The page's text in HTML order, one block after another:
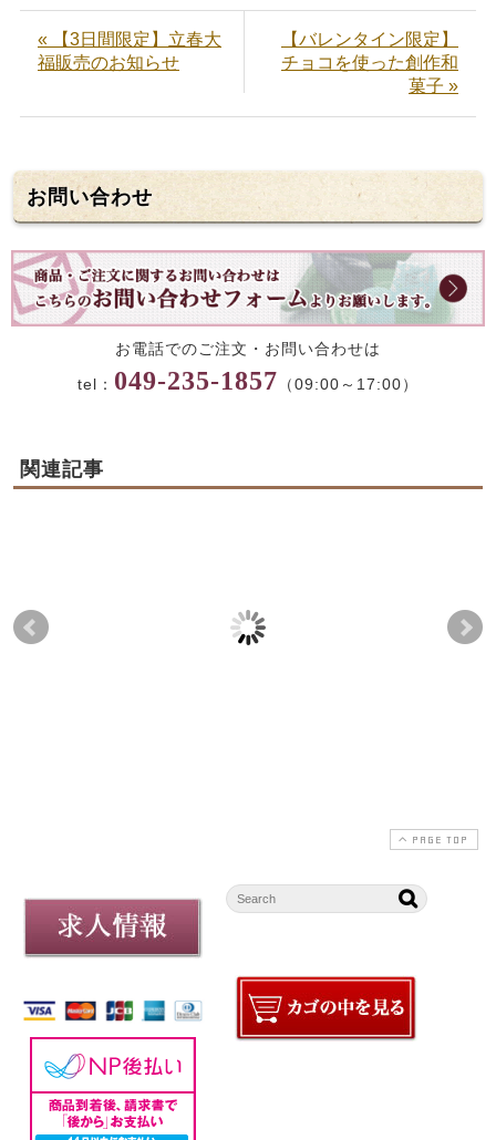
« 【3日間限定】立春大
福販売のお知らせ
【バレンタイン限定】
チョコを使った創作和
菓子 »
お問い合わせ
お電話でのご注文・お問い合わせは
tel： 049-235-1857 （09:00～17:00）
関連記事
PAGE TOP